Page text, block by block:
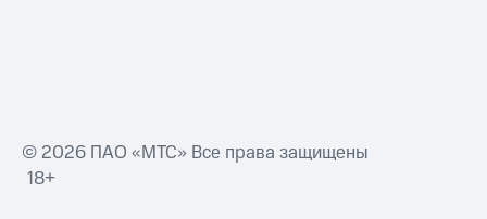
© 2026 ПАО «МТС» Все права защищены
18+